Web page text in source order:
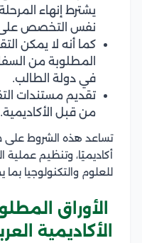
يشترط إنهاء
نفس التخصص على
كما أنه لا يمكن
المطلوبة من
في دولة الطالب.
تقديم مستندات
من قبل الأكاديمية.
تساعد هذه الشروط على
أكاديميًا، وتنظيم عملية
للعلوم والتكنولوجيا
الأوراق
الأكاديمية